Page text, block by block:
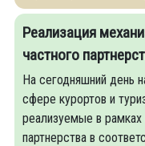
Реализация
частного
На сегодняшний день
сфере курортов и
реализуемые в рамках
партнерства в